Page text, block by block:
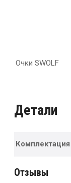
Очки SWOLF
Детали
Комплектация
Отзывы